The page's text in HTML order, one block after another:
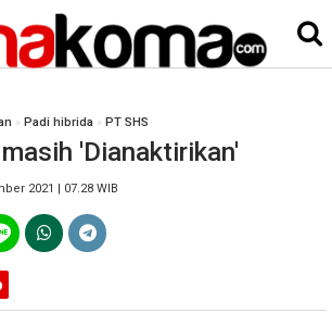
» Padi hibrida » PT SHS
'Dianaktirikan'
2021 | 07.28 WIB